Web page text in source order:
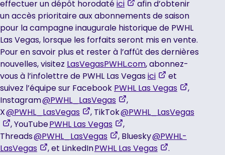
effectuer un dépôt horodatéici
,
opens
in
a
new
tab
afin d’obtenir
un accès prioritaire aux abonnements de saison
pour la campagne inaugurale historique de PWHL
Las Vegas, lorsque les forfaits seront mis en vente.
Pour en savoir plus et rester à l’affût des dernières
nouvelles, visitez LasVegasPWHL.com, abonnez-
vous à l’infolettre de PWHL Las Vegasici
,
opens
a
tab
et
suivez l’équipe sur Facebook PWHL Las Vegas
,
in
,
Instagram@PWHL_LasVegas
,
opens
a
new
,
X@PWHL_LasVegas
,
opens
in
a
, TikTok@PWHL_LasVegas
,
opens
in
, YouTubePWHL Las Vegas
,
opens
in
,
Threads@PWHL_LasVegas
,
opens
, Bluesky@PWHL-
LasVegas
,, et LinkedInPWHL Las Vegas
,.